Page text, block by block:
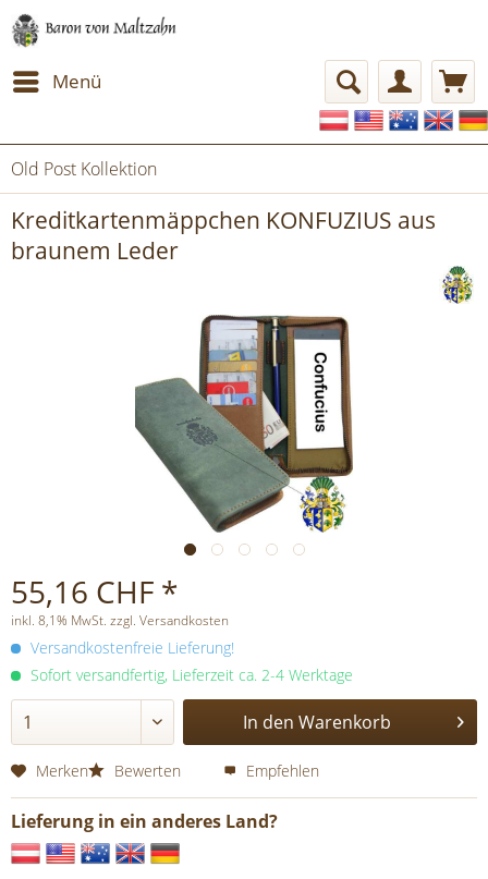
Menü
Old Post Kollektion
Kreditkartenmäppchen KONFUZIUS aus
braunem Leder
55,16 CHF *
inkl. 8,1% MwSt. zzgl. Versandkosten
Versandkostenfreie Lieferung!
Sofort versandfertig, Lieferzeit ca. 2-4 Werktage
In den Warenkorb
Merken Bewerten Empfehlen
Lieferung in ein anderes Land?